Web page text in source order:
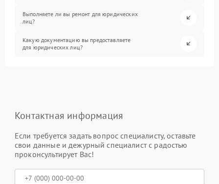
Выполняете ли вы ремонт для юридических
лиц?
Какую документацию вы предоставляете
для юридических лиц?
Контактная информация
Если требуется задать вопрос специалисту, оставьте
свои данные и дежурный специалист с радостью
проконсультирует Вас!